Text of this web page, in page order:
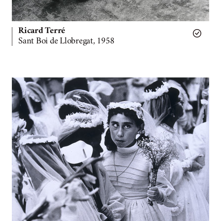
Ricard Terré
Sant Boi de Llobregat, 1958